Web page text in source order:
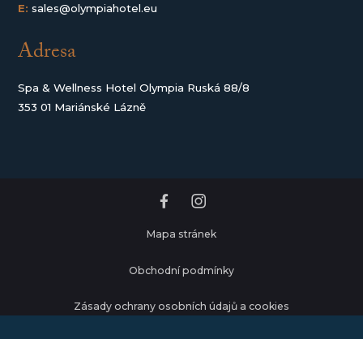
E: sales@olympiahotel.eu
Adresa
Spa & Wellness Hotel Olympia Ruská 88/8
353 01 Mariánské Lázně
Mapa stránek
Obchodní podmínky
Zásady ochrany osobních údajů a cookies